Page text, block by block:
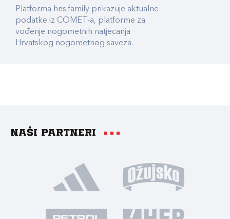
Platforma hns.family prikazuje aktualne
podatke iz COMET-a, platforme za
vođenje nogometnih natjecanja
Hrvatskog nogometnog saveza.
Naši partneri